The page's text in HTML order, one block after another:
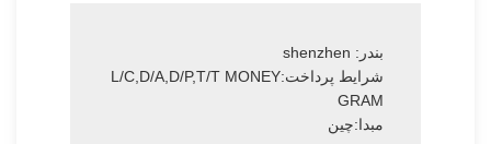
بندر: shenzhen
شرایط پرداخت:L/C,D/A,D/P,T/T MONEY
GRAM
مبدا:چین